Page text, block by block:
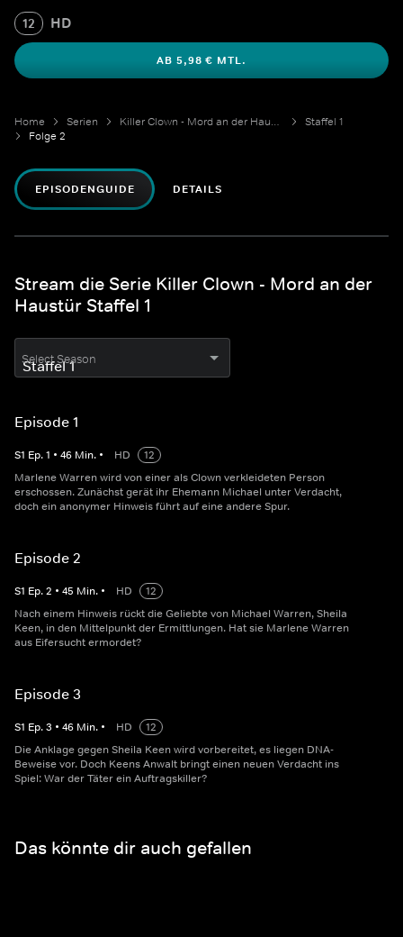
12 HD
AB 5,98 € MTL.
Home Serien Killer Clown - Mord an der Haustür
Staffel 1
Folge 2
EPISODENGUIDE DETAILS
Stream die Serie Killer Clown - Mord an der
Haustür Staffel 1
Select Season
Episode 1
S1 Ep.1 • 46 Min. • HD
12
Marlene Warren wird von einer als Clown verkleideten Person
erschossen. Zunächst gerät ihr Ehemann Michael unter Verdacht,
doch ein anonymer Hinweis führt auf eine andere Spur.
Episode 2
S1 Ep.2 • 45 Min. • HD
12
Nach einem Hinweis rückt die Geliebte von Michael Warren, Sheila
Keen, in den Mittelpunkt der Ermittlungen. Hat sie Marlene Warren
aus Eifersucht ermordet?
Episode 3
S1 Ep.3 • 46 Min. • HD
12
Die Anklage gegen Sheila Keen wird vorbereitet, es liegen DNA-
Beweise vor. Doch Keens Anwalt bringt einen neuen Verdacht ins
Spiel: War der Täter ein Auftragskiller?
Das könnte dir auch gefallen